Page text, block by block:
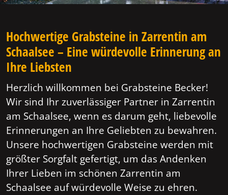
Hochwertige Grabsteine in Zarrentin am
Schaalsee – Eine würdevolle Erinnerung an
Ihre Liebsten
Herzlich willkommen bei Grabsteine Becker!
Wir sind Ihr zuverlässiger Partner in Zarrentin
am Schaalsee, wenn es darum geht, liebevolle
Erinnerungen an Ihre Geliebten zu bewahren.
Unsere hochwertigen Grabsteine werden mit
größter Sorgfalt gefertigt, um das Andenken
Ihrer Lieben im schönen Zarrentin am
Schaalsee auf würdevolle Weise zu ehren.